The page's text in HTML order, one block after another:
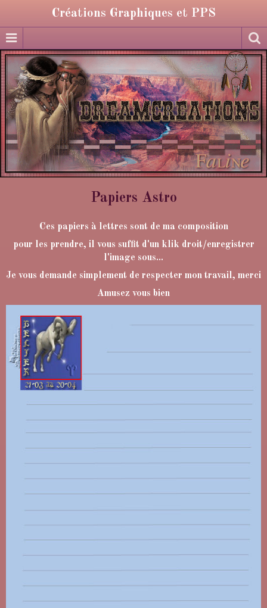
Créations Graphiques et PPS
Papiers Astro
Ces papiers à lettres sont de ma composition
pour les prendre, il vous suffit d'un klik droit/enregistrer
l'image sous...
Je vous demande simplement de respecter mon travail, merci
Amusez vous bien